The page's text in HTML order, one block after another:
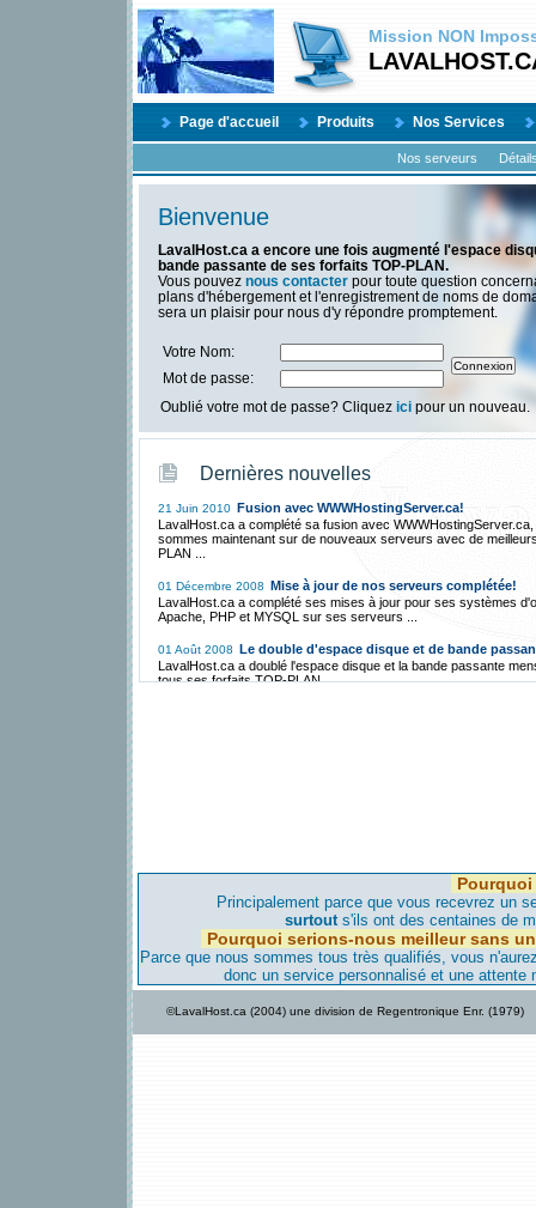
Mission NON
Page d'accueil Produits Nos Services
Nos serveurs
Bienvenue
LavalHost.ca a encore une fois augmenté l'espace
bande passante de ses forfaits TOP-PLAN.
Vous pouvez nous contacter pour toute question
plans d'hébergement et l'enregistrement de noms de
sera un plaisir pour nous d'y répondre promptement.
Votre Nom:
Mot de passe:
Oublié votre mot de passe? Cliquez ici pour un nouveau.
Dernières nouvelles
21 Juin 2010 Fusion avec WWWHostingServer.ca!
LavalHost.ca a complété sa fusion avec
sommes maintenant sur de nouveaux serveurs avec de
PLAN ...
01 Décembre 2008 Mise à jour de nos serveurs complétée!
LavalHost.ca a complété ses mises à jour pour ses systèmes
Apache, PHP et MYSQL sur ses serveurs ...
01 Août 2008 Le double d'espace disque et de bande
LavalHost.ca a doublé l'espace disque et la bande passante
tous ses forfaits TOP-PLAN ...
LavalHost.ca est déjà transféré vers notre serveur de Montréal,
aviserons nos clients avant de faire migrer leur site dans les
08 Avril 2007 Nouveau serveur maintenant à Montréal!
Pour améliorer, encore plus, notre qualité d'hébergement et
vitesse d'accès encore plus élevée nous avons un nouveau
Montréal...
support!
Principalement parce que vous recevrez un
surtouts'ils ont des centaines de
Pourquoi serions-nous meilleur sans
Parce que nous sommes tous très qualifiés, vous
donc un service personnalisé et une attente
©LavalHost.ca (2004) une division de Regentronique Enr. (1979)